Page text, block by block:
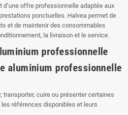
offre professionnelle adaptée aux
ponctuelles. Halvea permet de
et de maintenir des consommables
la livraison et le service.
professionnelle
aluminium professionnelle
transporter, cuire ou présenter certaines
références disponibles et leurs